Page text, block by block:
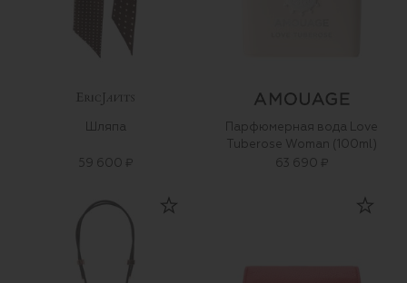
Шляпа
59 600 ₽
Парфюмерная вода Love
Tuberose Woman (100ml)
63 690 ₽